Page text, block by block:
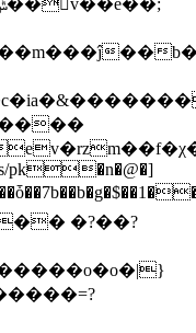
��
pk�n�@�]
�?��?